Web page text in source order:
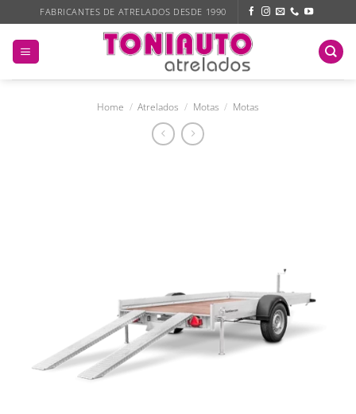
to
content
FABRICANTES DE ATRELADOS DESDE 1990
Home / Atrelados / Motas / Motas